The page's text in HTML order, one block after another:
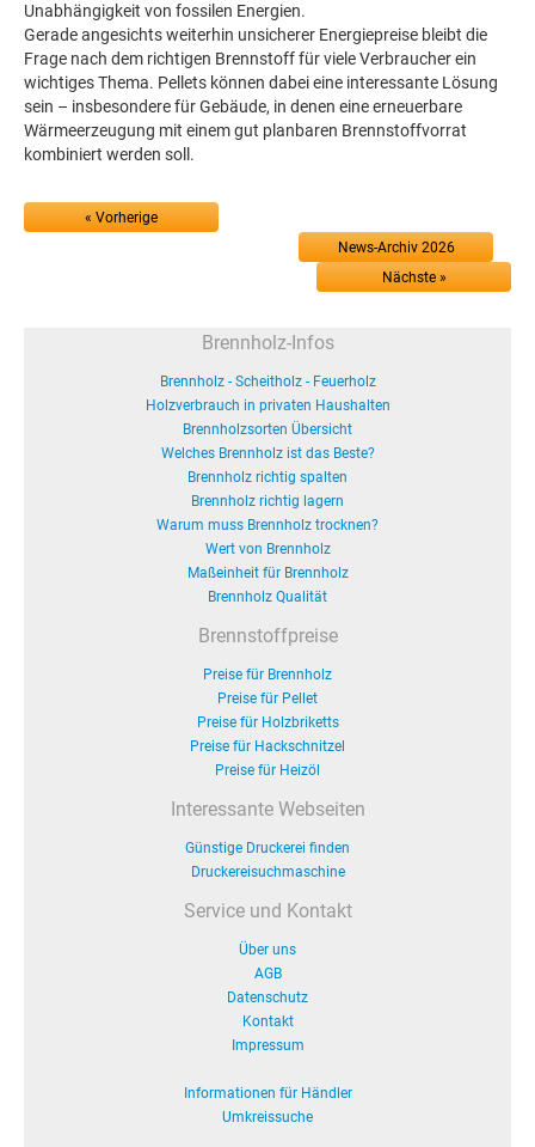
Unabhängigkeit von fossilen Energien.
Gerade angesichts weiterhin unsicherer Energiepreise bleibt die
Frage nach dem richtigen Brennstoff für viele Verbraucher ein
wichtiges Thema. Pellets können dabei eine interessante Lösung
sein – insbesondere für Gebäude, in denen eine erneuerbare
Wärmeerzeugung mit einem gut planbaren Brennstoffvorrat
kombiniert werden soll.
« Vorherige
News-Archiv 2026
Nächste »
Brennholz-Infos
Brennholz - Scheitholz - Feuerholz
Holzverbrauch in privaten Haushalten
Brennholzsorten Übersicht
Welches Brennholz ist das Beste?
Brennholz richtig spalten
Brennholz richtig lagern
Warum muss Brennholz trocknen?
Wert von Brennholz
Maßeinheit für Brennholz
Brennholz Qualität
Brennstoffpreise
Preise für Brennholz
Preise für Pellet
Preise für Holzbriketts
Preise für Hackschnitzel
Preise für Heizöl
Interessante Webseiten
Günstige Druckerei finden
Druckereisuchmaschine
Service und Kontakt
Über uns
AGB
Datenschutz
Kontakt
Impressum
Informationen für Händler
Umkreissuche